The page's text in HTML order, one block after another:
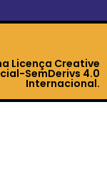
Licença Creative
SemDerivs 4.0
Internacional.